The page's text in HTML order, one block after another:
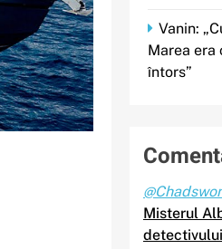
Vanin:
Marea era
întors”
Misterul
detectivului